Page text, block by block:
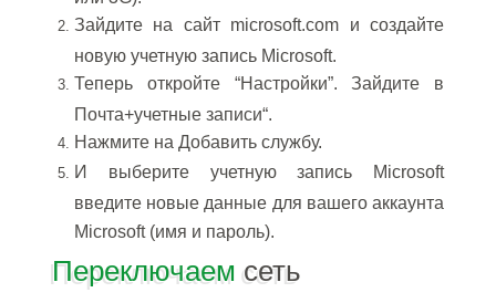
Зайдите на сайт microsoft.com и создайте
новую учетную запись Microsoft.
Теперь откройте “Настройки”. Зайдите в
Почта+учетные записи“.
Нажмите на Добавить службу.
И выберите учетную запись Microsoft
введите новые данные для вашего аккаунта
Microsoft (имя и пароль).
Переключаем сеть